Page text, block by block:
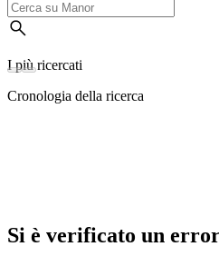
I più ricercati
Cronologia della ricerca
Si è verificato un